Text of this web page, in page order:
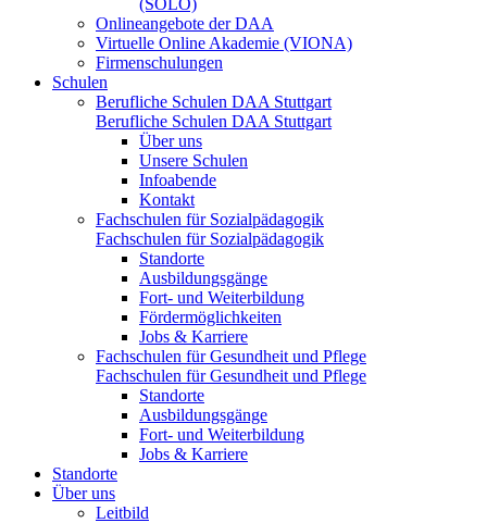
(SOLO)
Onlineangebote der DAA
Virtuelle Online Akademie (VIONA)
Firmenschulungen
Schulen
Berufliche Schulen DAA Stuttgart
Berufliche Schulen DAA Stuttgart
Über uns
Unsere Schulen
Infoabende
Kontakt
Fachschulen für Sozialpädagogik
Fachschulen für Sozialpädagogik
Standorte
Ausbildungsgänge
Fort- und Weiterbildung
Fördermöglichkeiten
Jobs & Karriere
Fachschulen für Gesundheit und Pflege
Fachschulen für Gesundheit und Pflege
Standorte
Ausbildungsgänge
Fort- und Weiterbildung
Jobs & Karriere
Standorte
Über uns
Leitbild